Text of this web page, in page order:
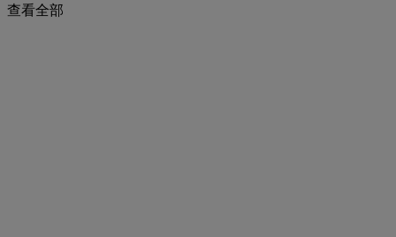
查看全部